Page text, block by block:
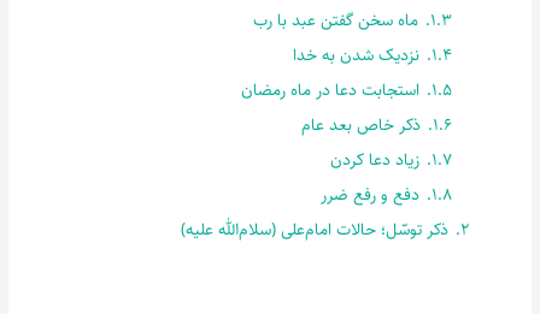
1.3. ماه سخن گفتن عبد با رب
1.4. نزدیک شدن به خدا
1.5. استجابت دعا در ماه رمضان
1.6. ذکر خاص بعد عام
1.7. زیاد دعا کردن
1.8. دفع و رفع ضرر
2. ذکر توسّل؛ حالات امام‌علی (سلام‌الله علیه)